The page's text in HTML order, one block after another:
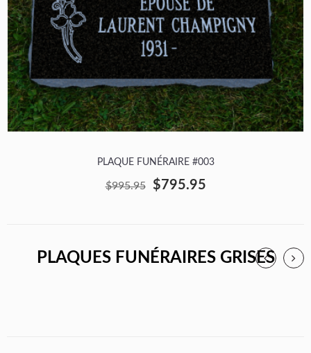
PLAQUE FUNÉRAIRE #003
$995.95 $795.95
PLAQUES FUNÉRAIRES GRISES